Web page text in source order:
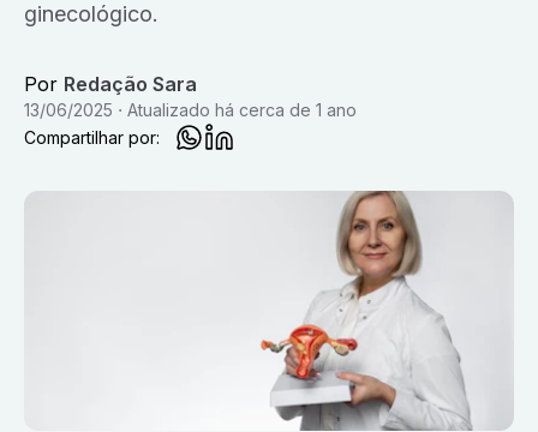
ginecológico.
Por Redação Sara
13/06/2025 Atualizado há cerca de 1 ano
Compartilhar por: